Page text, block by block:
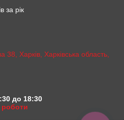
за рік
Харків, Харківська область,
до 18:30
роботи